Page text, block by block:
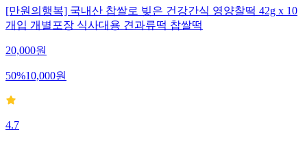
[만원의행복] 국내산 찹쌀로 빚은 건강간식 영양찰떡 42g x 10
개입 개별포장 식사대용 견과류떡 찹쌀떡
20,000원
50%10,000원
4.7